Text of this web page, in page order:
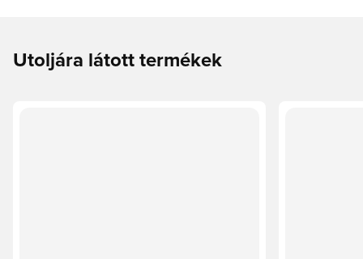
Utoljára látott termékek